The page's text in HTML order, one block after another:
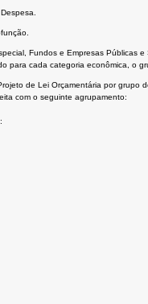
Fundos e Empresas
para cada categoria econômica, o
de Lei Orçamentária por
com o seguinte agrupamento: